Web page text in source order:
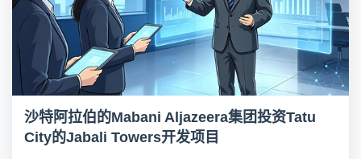
沙特阿拉伯的Mabani Aljazeera集团投资Tatu
City的Jabali Towers开发项目